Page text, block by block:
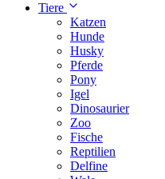
Tiere
Katzen
Hunde
Husky
Pferde
Pony
Igel
Dinosaurier
Zoo
Fische
Reptilien
Delfine